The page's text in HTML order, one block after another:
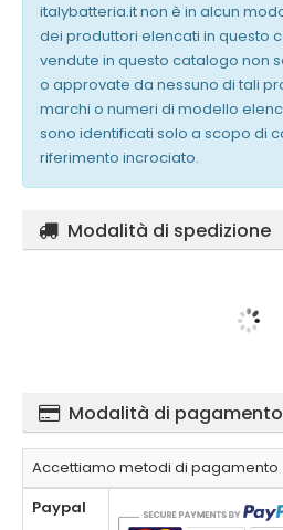
italybatteria.it non è in alcun
dei produttori elencati in questo
vendute in questo catalogo non
o approvate da nessuno di tali
marchi o numeri di modello
sono identificati solo a scopo di
riferimento incrociato.
Modalità di spedizione
Modalità di pagamento
Accettiamo metodi di pagamento
Paypal